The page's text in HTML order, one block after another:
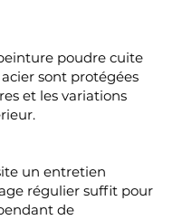
poudre cuite
sont protégées
et les variations
un entretien
régulier suffit pour
de